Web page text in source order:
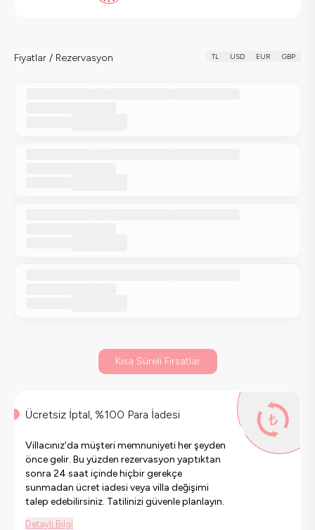
Fiyatlar / Rezervasyon TL USD EUR GBP
Kısa Süreli Fırsatlar
Ücretsiz İptal, %100 Para İadesi
Villacınız'da müşteri memnuniyeti her şeyden
önce gelir. Bu yüzden rezervasyon yaptıktan
sonra 24 saat içinde hiçbir gerekçe
sunmadan ücret iadesi veya villa değişimi
talep edebilirsiniz. Tatilinizi güvenle planlayın.
Detaylı Bilgi